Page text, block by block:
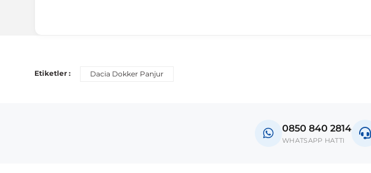
Etiketler : Dacia Dokker Panjur
0850 840 2814
WHATSAPP HATTI